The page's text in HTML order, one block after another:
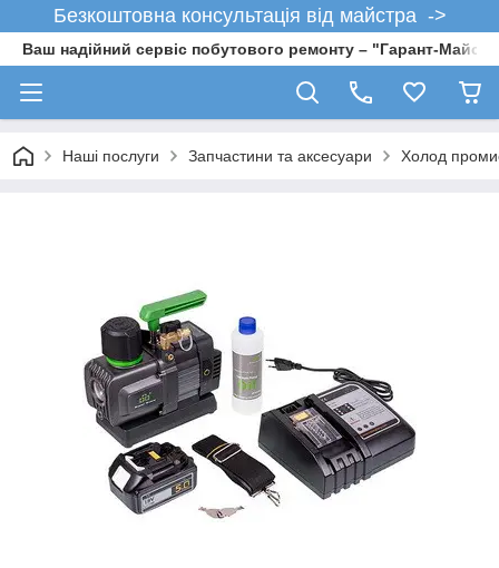
Безкоштовна консультація від майстра ->
Ваш надійний сервіс побутового ремонту – "Гарант-
Наші послуги Запчастини та аксесуари Холод